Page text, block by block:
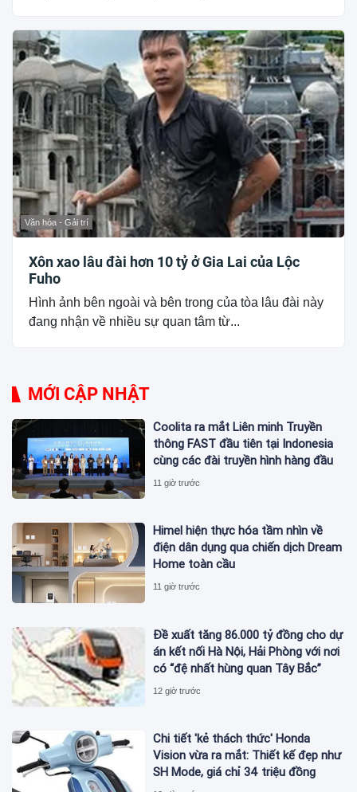
Văn hóa - Gải trí
Xôn xao lâu đài hơn 10 tỷ ở Gia Lai của Lộc
Fuho
Hình ảnh bên ngoài và bên trong của tòa lâu đài này
đang nhận về nhiều sự quan tâm từ...
MỚI CẬP NHẬT
Coolita ra mắt Liên minh Truyền
thông FAST đầu tiên tại Indonesia
cùng các đài truyền hình hàng đầu
11 giờ trước
Himel hiện thực hóa tầm nhìn về
điện dân dụng qua chiến dịch Dream
Home toàn cầu
11 giờ trước
Đề xuất tăng 86.000 tỷ đồng cho dự
án kết nối Hà Nội, Hải Phòng với nơi
có “đệ nhất hùng quan Tây Bắc”
12 giờ trước
Chi tiết 'kẻ thách thức' Honda
Vision vừa ra mắt: Thiết kế đẹp như
SH Mode, giá chỉ 34 triệu đồng